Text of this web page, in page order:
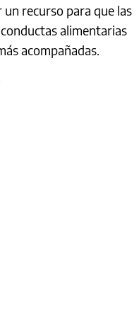
recurso para que las
alimentarias
acompañadas.